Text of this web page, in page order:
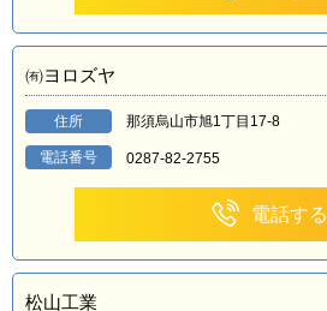
㈲ヨロズヤ
住所 那須烏山市旭1丁目17-8
電話番号 0287-82-2755
電話する
松山工業